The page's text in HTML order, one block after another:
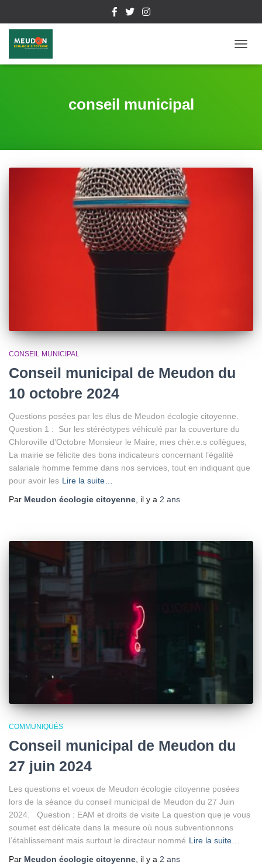
LA
conseil municipal
CONSEIL MUNICIPAL
Conseil municipal de Meudon du
10 octobre 2024
Questions posées par les élus de Meudon écologie citoyenne.
Question 1 : Sur les stéréotypes véhiculé par la couverture du
Chloroville d’Octobre Monsieur le Maire, mes chèr.e.s collègues,
La mairie se félicite des bons indicateurs concernant l’égalité
salariale homme femme dans nos services, tout en indiquant que
pour avoir les Lire la suite…
Par Meudon écologie citoyenne , il y a 2 ans
COMMUNIQUÉS
Conseil municipal de Meudon du
27 juin 2024
Les questions et voeux de Meudon écologie citoyenne posées
lors de la séance du conseil municipal de Meudon du 27 Juin
2024. Question : EAM et droits de visite La question que je vous
soumet est délicate dans la mesure où nous subventionnons
l’établissement mais surtout le directeur nommé Lire la suite…
Par Meudon écologie citoyenne, il y a 2 ans